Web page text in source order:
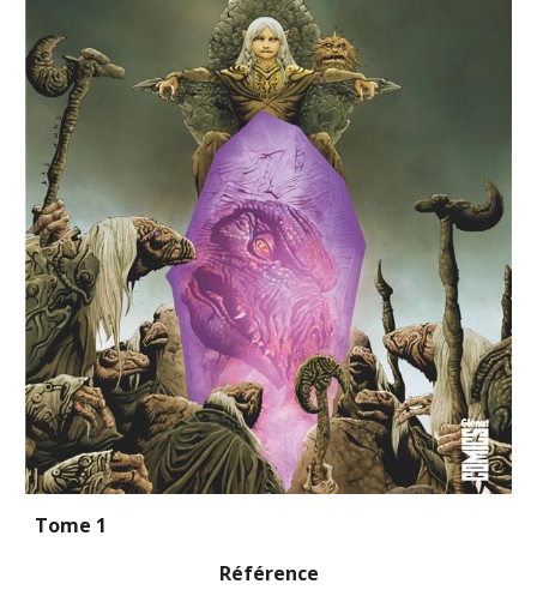
Tome 1
Référence